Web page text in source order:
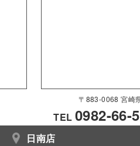
〒883-0068 宮崎
TEL0982-66-
日南店